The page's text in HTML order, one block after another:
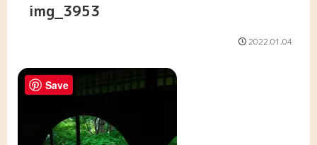
img_3953
2022.01.04
Save